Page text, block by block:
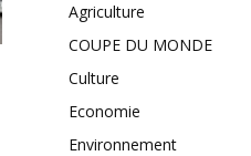
Agriculture
COUPE DU MONDE
Culture
Economie
Environnement